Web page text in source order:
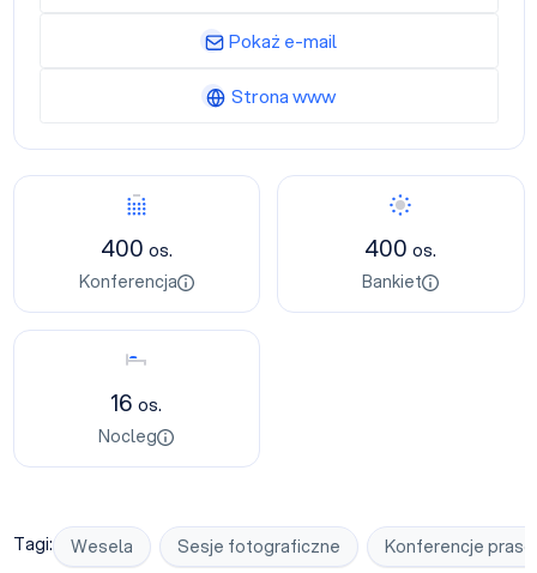
Konferencja
400 os.
Konferencja
Bankiet
400os.
Bankiet
Nocleg
16os.
Nocleg
Tagi: Wesela Sesje fotograficzne Konferencje
Pokaż e-mail
Strona www